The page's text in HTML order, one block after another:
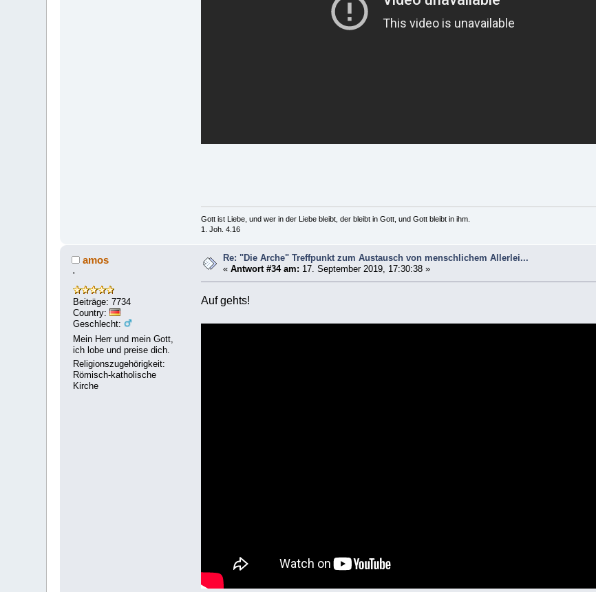
Gott ist Liebe, und wer in der Liebe bleibt, der bleibt in Gott, und Gott bleibt in ihm.
1. Joh. 4.16
amos
'
Beiträge: 7734
Country:
Geschlecht:
Mein Herr und mein Gott,
ich lobe und preise dich.
Religionszugehörigkeit:
Römisch-katholische
Kirche
Re: "Die Arche" Treffpunkt zum Austausch von menschlichem Allerlei...
«Antwort #34 am: 17. September 2019, 17:30:38 »
Auf gehts!